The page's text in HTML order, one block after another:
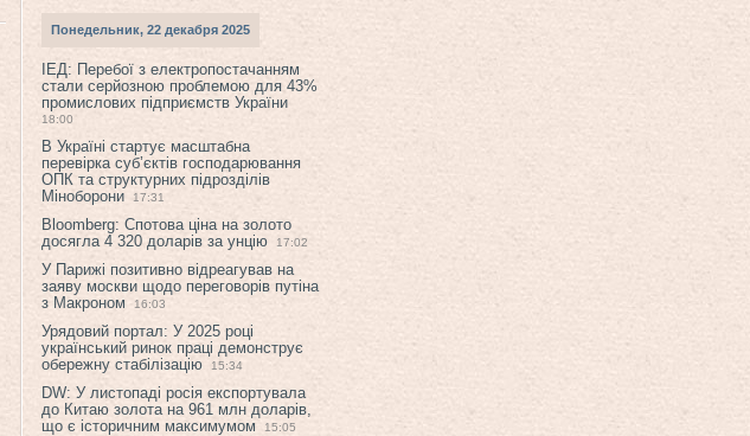
Понедельник, 22 декабря 2025
ІЕД: Перебої з електропостачанням
стали серйозною проблемою для 43%
промислових підприємств України
18:00
В Україні стартує масштабна
перевірка суб’єктів господарювання
ОПК та структурних підрозділів
Міноборони
17:31
Bloomberg: Спотова ціна на золото
досягла 4 320 доларів за унцію
17:02
У Парижі позитивно відреагував на
заяву москви щодо переговорів путіна
з Макроном
16:03
Урядовий портал: У 2025 році
український ринок праці демонструє
обережну стабілізацію
15:34
DW: У листопаді росія експортувала
до Китаю золота на 961 млн доларів,
що є історичним максимумом
15:05